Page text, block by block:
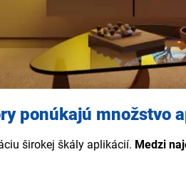
ponúkajú množstvo
širokej škály aplikácií. Medzi